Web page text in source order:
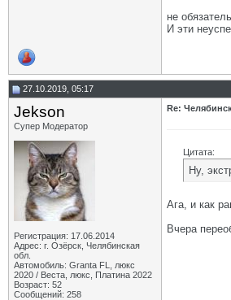
не
И эти
27.10.2019, 05:17
Jekson
Супер Модератор
Регистрация: 17.06.2014
Адрес: г. Озёрск, Челябинская
обл.
Автомобиль: Granta FL, люкс
2020 / Веста, люкс, Платина 2022
Возраст: 52
Сообщений: 258
Re:
Цитата:
Ну,
Ага, и как
Вчера